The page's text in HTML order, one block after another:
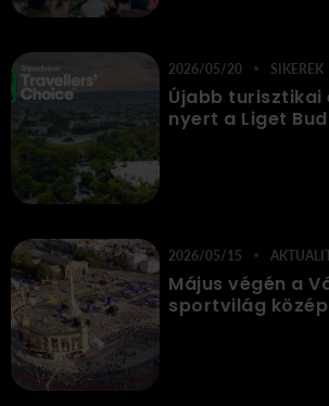
2026/05/20 SIKEREK
Újabb turisztikai
nyert a Liget
2026/05/15
Május végén a
sportvilág